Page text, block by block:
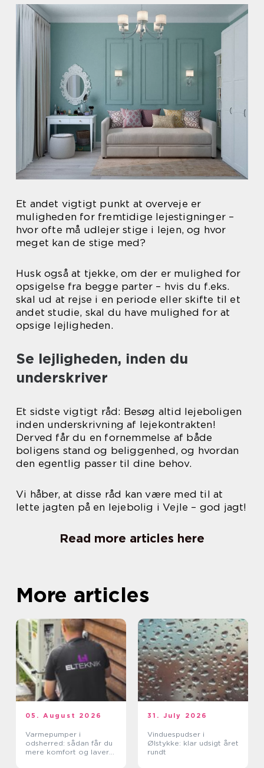
Et andet vigtigt punkt at overveje er
muligheden for fremtidige lejestigninger –
hvor ofte må udlejer stige i lejen, og hvor
meget kan de stige med?
Husk også at tjekke, om der er mulighed for
opsigelse fra begge parter – hvis du f.eks.
skal ud at rejse i en periode eller skifte til et
andet studie, skal du have mulighed for at
opsige lejligheden.
Se lejligheden, inden du
underskriver
Et sidste vigtigt råd: Besøg altid lejeboligen
inden underskrivning af lejekontrakten!
Derved får du en fornemmelse af både
boligens stand og beliggenhed, og hvordan
den egentlig passer til dine behov.
Vi håber, at disse råd kan være med til at
lette jagten på en lejebolig i Vejle – god jagt!
Read more articles here
More articles
05. August 2026
Varmepumper i
odsherred: sådan får du
mere komfort og lavere
31. July 2026
Vinduespudser i
Ølstykke: klar udsigt året
rundt